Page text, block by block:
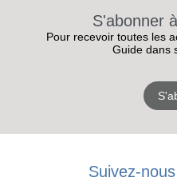
S'abonner
Pour recevoir toutes les
Guide dans
Suivez-